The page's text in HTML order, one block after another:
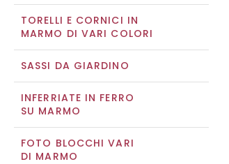
TORELLI E CORNICI IN
MARMO DI VARI COLORI
SASSI DA GIARDINO
INFERRIATE IN FERRO
SU MARMO
FOTO BLOCCHI VARI
DI MARMO